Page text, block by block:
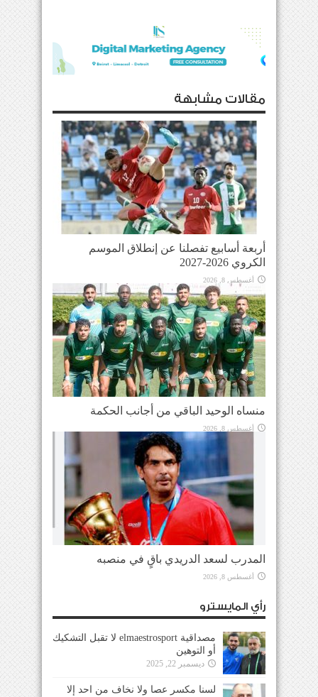
مقالات مشابهة
أربعة أسابيع تفصلنا عن إنطلاق الموسم
الكروي 2026-2027
أغسطس 8, 2026
منساه الوحيد الباقي من أجانب الحكمة
أغسطس 8, 2026
المدرب لسعد الدريدي باقٍ في منصبه
أغسطس 8, 2026
رأي المايسترو
مصداقية elmaestrosport لا تقبل التشكيك
أو التوهين
ديسمبر 22, 2025
لسنا مكسر عصا ولا نخاف من احد إلا